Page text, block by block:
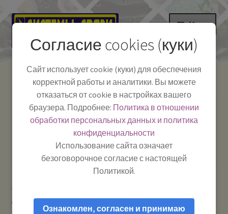
Перейти
навигации
Перейти
содержимому
Меню
Как пользоваться
Полезная информация
Мой аккаунт
Системы Связи:
г. Красноярск, ул.
Работаем:Пн-Пт:
10:00–18:00
-
Телефон:+7-
391-249-1040
Тел.|WA|Telegram:
+79029904090
дальнобойщиков
Big Optim — антенна автомобильная 27
Согласие cookies (куки)
Сайт использует cookie (куки) для обеспечения
корректной работы и аналитики. Вы можете
отказаться от cookie в настройках вашего
браузера. Подробнее: Политика в отношении
обработки персональных данных и политика
конфиденциальности
Использование сайта означает
безоговорочное согласие с настоящей
Политикой.
Ознакомлен, согласен и принимаю